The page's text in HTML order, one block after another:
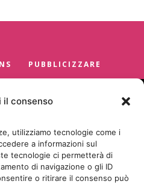
il consenso
utilizziamo tecnologie come i
a informazioni sul
tecnologie ci permetterà di
di navigazione o gli ID
o ritirare il consenso può
PUBBLICIZZARE